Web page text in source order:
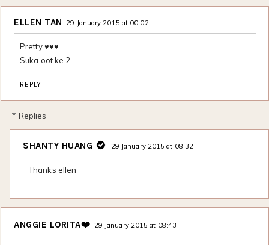
ELLEN TAN 29 January 2015 at 00:02
Pretty ♥♥♥
Suka oot ke 2..
REPLY
Replies
SHANTY HUANG 29 January 2015 at 08:32
Thanks ellen
ANGGIE LORITA❤️ 29 January 2015 at 08:43